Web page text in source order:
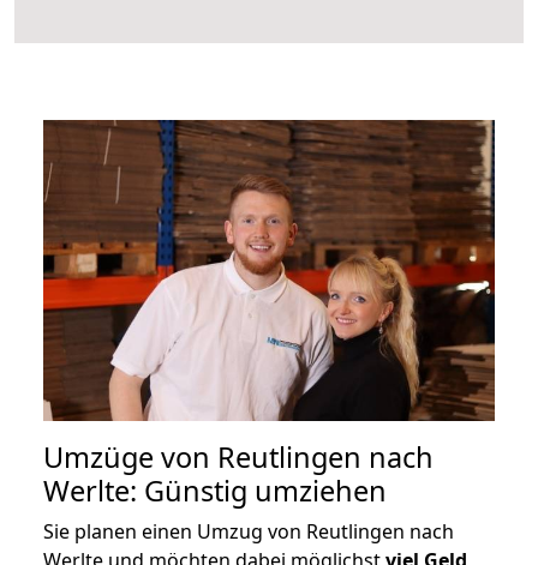
Umzüge von Reutlingen nach
Werlte: Günstig umziehen
Sie planen einen Umzug von Reutlingen nach